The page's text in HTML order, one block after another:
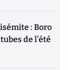
: Boro
de l’été